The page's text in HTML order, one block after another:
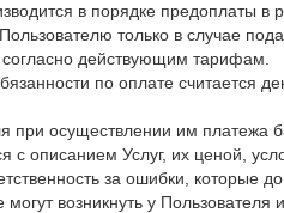
в порядке предоплаты в
только в случае
действующим тарифам.
по оплате считается
при осуществлении им платежа
с описанием Услуг, их ценой,
за ошибки, которые
возникнуть у